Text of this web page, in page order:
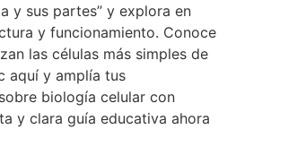
y sus partes” y explora en
y funcionamiento. Conoce
las células más simples de
aquí y amplía tus
biología celular con
y clara guía educativa ahora